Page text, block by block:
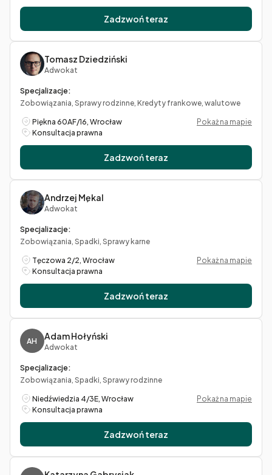
Zadzwoń teraz
Tomasz Dziedziński
Adwokat
Specjalizacje:
Zobowiązania, Sprawy rodzinne, Kredyty frankowe, walutowe
Piękna 60AF/16, Wrocław
Pokaż na mapie
Konsultacja prawna
Zadzwoń teraz
Andrzej Mękal
Adwokat
Specjalizacje:
Zobowiązania, Spadki, Sprawy karne
Tęczowa 2/2, Wrocław
Pokaż na mapie
Konsultacja prawna
Zadzwoń teraz
AH Adam Hołyński
Adwokat
Specjalizacje:
Zobowiązania, Spadki, Sprawy rodzinne
Niedźwiedzia 4/3E, Wrocław
Pokaż na mapie
Konsultacja prawna
Zadzwoń teraz